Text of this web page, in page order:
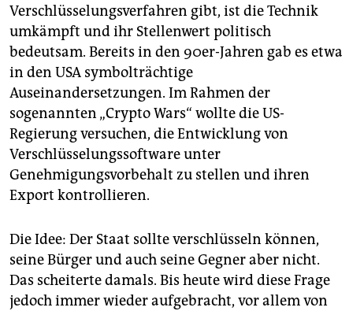
Verschlüsselungsverfahren gibt, ist die Technik
umkämpft und ihr Stellenwert politisch
bedeutsam. Bereits in den 90er-Jahren gab es etwa
in den USA symbolträchtige
Auseinandersetzungen. Im Rahmen der
sogenannten „Crypto Wars“ wollte die US-
Regierung versuchen, die Entwicklung von
Verschlüsselungssoftware unter
Genehmigungsvorbehalt zu stellen und ihren
Export kontrollieren.
Die Idee: Der Staat sollte verschlüsseln können,
seine Bürger und auch seine Gegner aber nicht.
Das scheiterte damals. Bis heute wird diese Frage
jedoch immer wieder aufgebracht, vor allem von